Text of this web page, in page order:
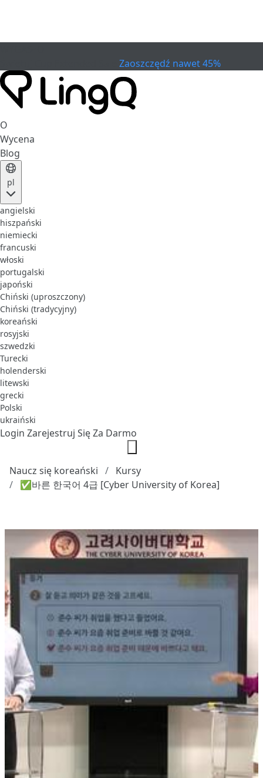
Zaoszczędź nawet 45%
O
Wycena
Blog
pl
angielski
hiszpański
niemiecki
francuski
włoski
portugalski
japoński
Chiński (uproszczony)
Chiński (tradycyjny)
koreański
rosyjski
szwedzki
Turecki
holenderski
litewski
grecki
Polski
ukraiński
Login Zarejestruj Się Za Darmo
Naucz się koreański
Kursy
✅바른 한국어 4급 [Cyber University of Korea]